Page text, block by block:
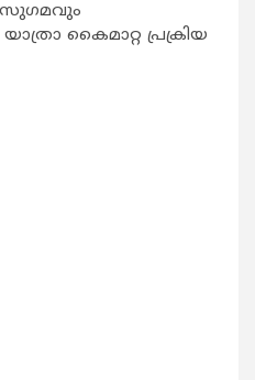
കൈമാറ്റ പ്രക്രിയ